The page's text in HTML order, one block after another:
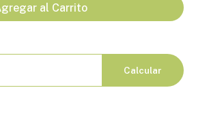
al Carrito
Calcular